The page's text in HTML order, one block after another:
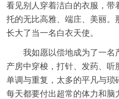
看见别人穿着洁白的衣服，带
托的无比高雅、端庄、美丽。
长大了当一名白衣天使。
我如愿以偿地成为了一名
产房中穿梭，打针、发药、听
单调与重复，太多的平凡与琐
每天都要付出超常的体力和脑